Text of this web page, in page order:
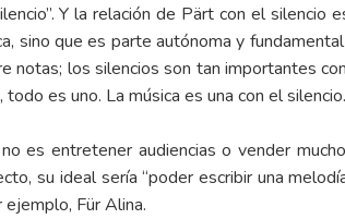
Y la relación de Pärt con el silencio
sino que es parte autónoma y
notas; los silencios son tan importantes
es uno. La música es una con el silencio.
es entretener audiencias o vender
su ideal sería “poder escribir una
Für Alina.